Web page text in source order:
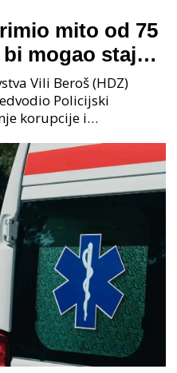
mito od 75
mogao stajati
udruženja
Vili Beroš (HDZ)
Policijski
korupcije i